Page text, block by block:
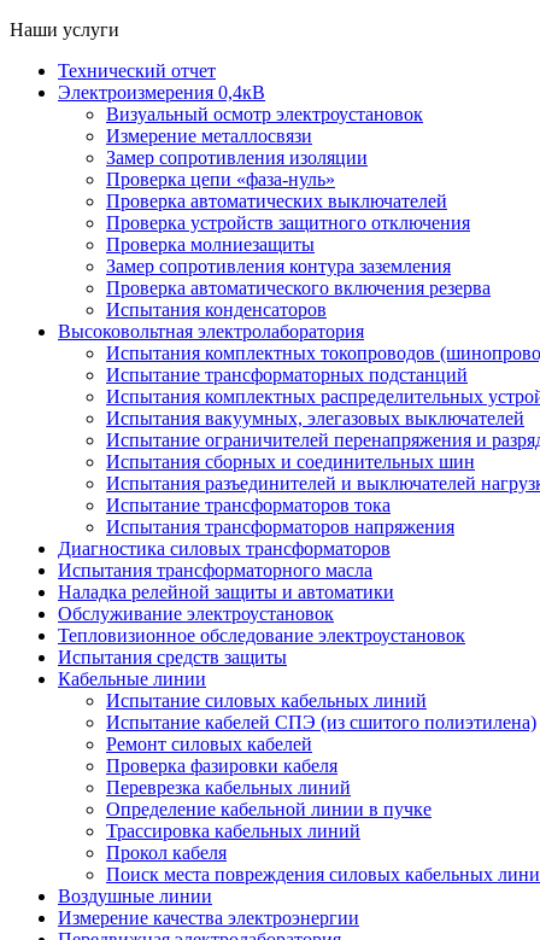
Наши услуги
Технический отчет
Электроизмерения 0,4кВ
Визуальный осмотр электроустановок
Измерение металлосвязи
Замер сопротивления изоляции
Проверка цепи «фаза-нуль»
Проверка автоматических выключателей
Проверка устройств защитного отключения
Проверка молниезащиты
Замер сопротивления контура заземления
Проверка автоматического включения резерва
Испытания конденсаторов
Высоковольтная электролаборатория
Испытания комплектных токопроводов
Испытание трансформаторных подстанций
Испытания комплектных распределительных
Испытания вакуумных, элегазовых выключателей
Испытание ограничителей перенапряжения и
Испытания сборных и соединительных шин
Испытания разъединителей и выключателей
Испытание трансформаторов тока
Испытания трансформаторов напряжения
Диагностика силовых трансформаторов
Испытания трансформаторного масла
Наладка релейной защиты и автоматики
Обслуживание электроустановок
Тепловизионное обследование электроустановок
Испытания средств защиты
Кабельные линии
Испытание силовых кабельных линий
Испытание кабелей СПЭ (из сшитого полиэтилена)
Ремонт силовых кабелей
Проверка фазировки кабеля
Переврезка кабельных линий
Определение кабельной линии в пучке
Трассировка кабельных линий
Прокол кабеля
Поиск места повреждения силовых кабельных
Воздушные линии
Измерение качества электроэнергии